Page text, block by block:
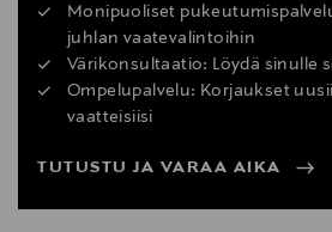
Monipuoliset
juhlan vaatevalintoihin
Värikonsultaatio: Löydä sinulle
Ompelupalvelu: Korjaukset
vaatteisiisi
TUTUSTU JA VARAA AIKA